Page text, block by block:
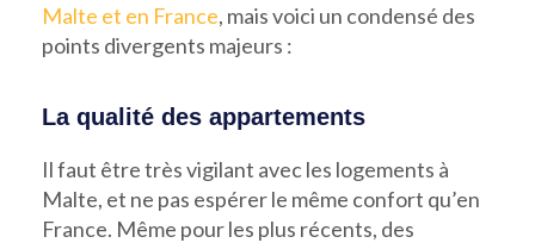
Malte et en France, mais voici un condensé des
points divergents majeurs :
La qualité des appartements
Il faut être très vigilant avec les logements à
Malte, et ne pas espérer le même confort qu’en
France. Même pour les plus récents, des